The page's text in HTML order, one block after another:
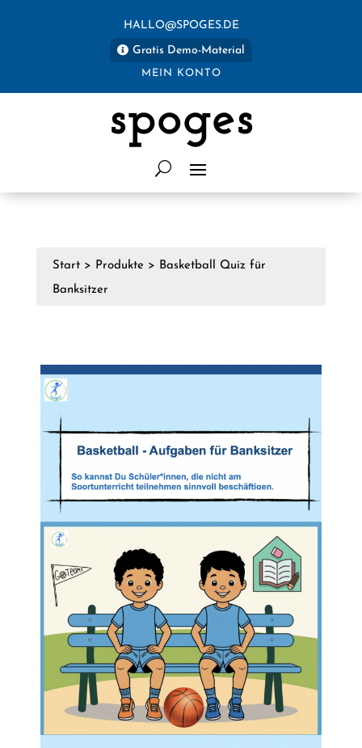
HALLO@SPOGES.DE
Gratis Demo-Material
MEIN KONTO
spoges
Start> Produkte > Basketball Quiz für
Banksitzer